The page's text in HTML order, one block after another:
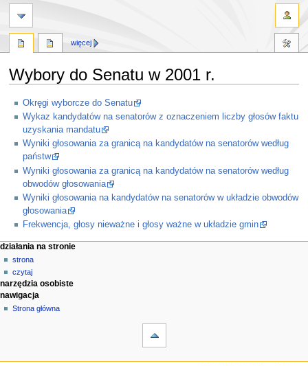
Wybory do Senatu w 2001 r.
Przejdź
do
nawigacji
Przejdź
do
wyszukiwania
Okręgi wyborcze do Senatu
Wykaz kandydatów na senatorów z oznaczeniem liczby głosów faktu
uzyskania mandatu
Wyniki głosowania za granicą na kandydatów na senatorów według
państw
Wyniki głosowania za granicą na kandydatów na senatorów według
obwodów głosowania
Wyniki głosowania na kandydatów na senatorów w układzie obwodów
głosowania
Frekwencja, głosy nieważne i głosy ważne w układzie gmin
M
e
n
u
n
działania na stronie
strona
czytaj
więcej
narzędzia osobiste
nawigacja
Strona główna